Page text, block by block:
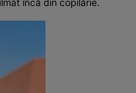
încă din copilărie.